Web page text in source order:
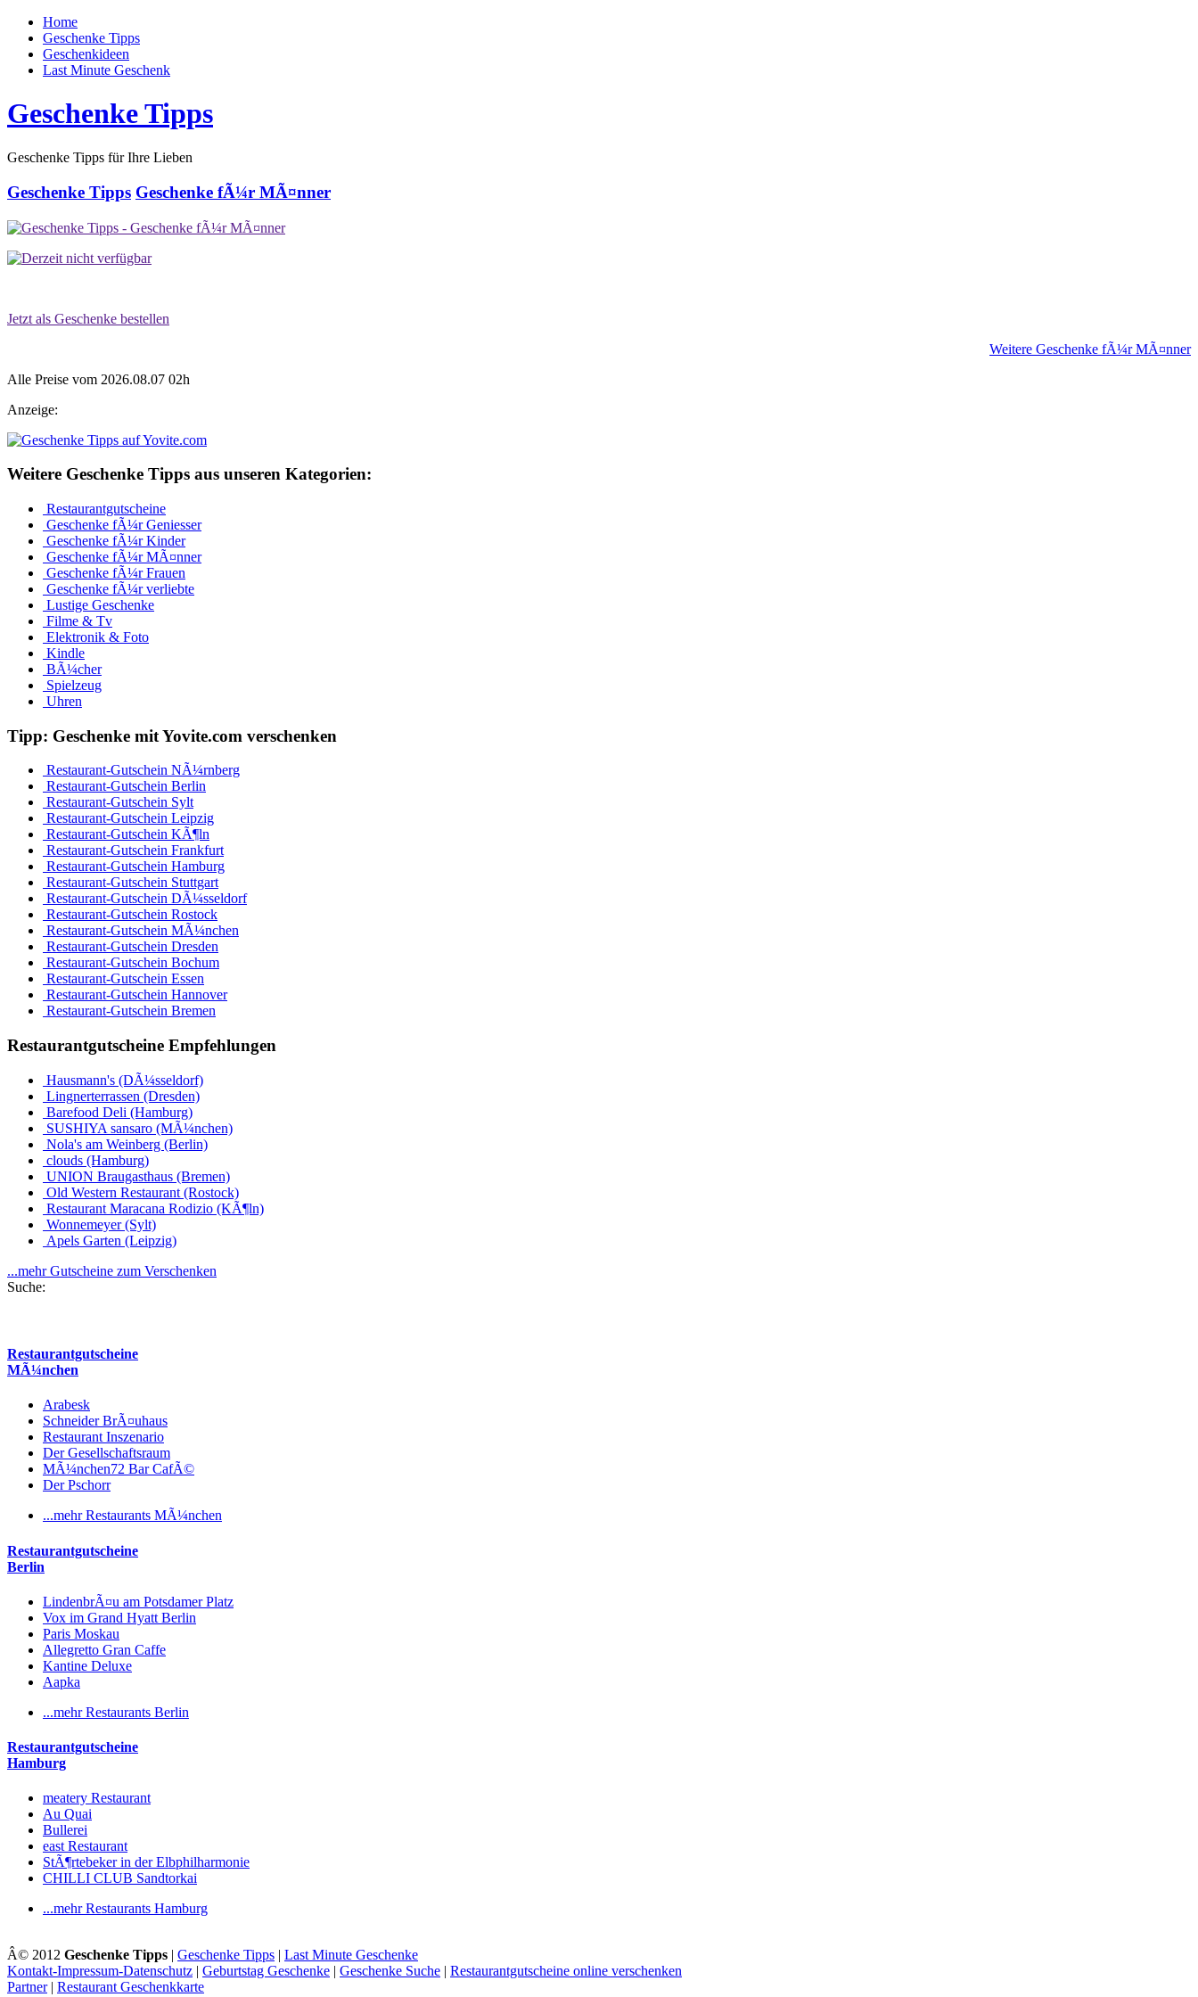
Home
Geschenke Tipps
Geschenkideen
Last Minute Geschenk
Geschenke Tipps
Geschenke Tipps für Ihre Lieben
Geschenke Tipps Geschenke fÃ¼r MÃ¤nner
Jetzt als Geschenke bestellen
Weitere Geschenke fÃ¼r MÃ¤nner
Alle Preise vom 2026.08.07 02h
Anzeige:
Weitere Geschenke Tipps aus unseren Kategorien:
Restaurantgutscheine
Geschenke fÃ¼r Geniesser
Geschenke fÃ¼r Kinder
Geschenke fÃ¼r MÃ¤nner
Geschenke fÃ¼r Frauen
Geschenke fÃ¼r verliebte
Lustige Geschenke
Filme & Tv
Elektronik & Foto
Kindle
BÃ¼cher
Spielzeug
Uhren
Tipp: Geschenke mit Yovite.com verschenken
Restaurant-Gutschein NÃ¼rnberg
Restaurant-Gutschein Berlin
Restaurant-Gutschein Sylt
Restaurant-Gutschein Leipzig
Restaurant-Gutschein KÃ¶ln
Restaurant-Gutschein Frankfurt
Restaurant-Gutschein Hamburg
Restaurant-Gutschein Stuttgart
Restaurant-Gutschein DÃ¼sseldorf
Restaurant-Gutschein Rostock
Restaurant-Gutschein MÃ¼nchen
Restaurant-Gutschein Dresden
Restaurant-Gutschein Bochum
Restaurant-Gutschein Essen
Restaurant-Gutschein Hannover
Restaurant-Gutschein Bremen
Restaurantgutscheine Empfehlungen
Hausmann's (DÃ¼sseldorf)
Lingnerterrassen (Dresden)
Barefood Deli (Hamburg)
SUSHIYA sansaro (MÃ¼nchen)
Nola's am Weinberg (Berlin)
clouds (Hamburg)
UNION Braugasthaus (Bremen)
Old Western Restaurant (Rostock)
Restaurant Maracana Rodizio (KÃ¶ln)
Wonnemeyer (Sylt)
Apels Garten (Leipzig)
...mehr Gutscheine zum Verschenken
Suche:
Restaurantgutscheine
MÃ¼nchen
Arabesk
Schneider BrÃ¤uhaus
Restaurant Inszenario
Der Gesellschaftsraum
MÃ¼nchen72 Bar CafÃ©
Der Pschorr
...mehr Restaurants MÃ¼nchen
Restaurantgutscheine
Berlin
LindenbrÃ¤u am Potsdamer Platz
Vox im Grand Hyatt Berlin
Paris Moskau
Allegretto Gran Caffe
Kantine Deluxe
Aapka
...mehr Restaurants Berlin
Restaurantgutscheine
Hamburg
meatery Restaurant
Au Quai
Bullerei
east Restaurant
StÃ¶rtebeker in der Elbphilharmonie
CHILLI CLUB Sandtorkai
...mehr Restaurants Hamburg
Â© 2012 Geschenke Tipps | Geschenke Tipps | Last Minute Geschenke
Kontakt-Impressum-Datenschutz | Geburtstag Geschenke | Geschenke Suche | Restaurantgutscheine online verschenken
Partner| Restaurant Geschenkkarte